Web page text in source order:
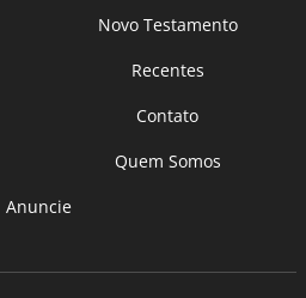
Novo Testamento
Recentes
Contato
Quem Somos
Anuncie